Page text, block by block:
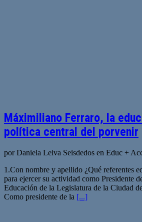
Máximiliano Ferraro, la
política central del porvenir
por Daniela Leiva Seisdedos en Educ +
1.Con nombre y apellido ¿Qué referentes
para ejercer su actividad como Presidente
Educación de la Legislatura de la Ciudad
Como presidente de la [...]